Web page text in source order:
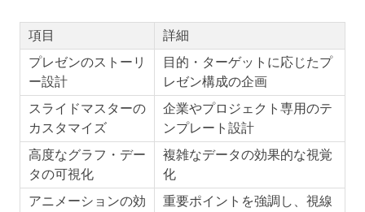
項目
詳細
プレゼンのストーリ
ー設計
目的・ターゲットに応じたプ
レゼン構成の企画
スライドマスターの
カスタマイズ
企業やプロジェクト専用のテ
ンプレート設計
高度なグラフ・デー
タの可視化
複雑なデータの効果的な視覚
化
アニメーションの効
重要ポイントを強調し、視線